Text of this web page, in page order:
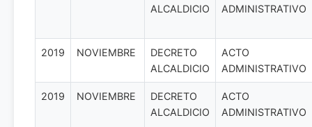
ALCALDICIO
ADMINISTRATIVO
2019 NOVIEMBRE
DECRETO
ALCALDICIO
ACTO
ADMINISTRATIVO
2019 NOVIEMBRE
DECRETO
ALCALDICIO
ACTO
ADMINISTRATIVO